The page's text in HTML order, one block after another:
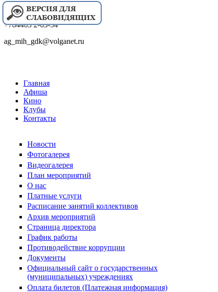
+784463 2-63-54
ag_mih_gdk@volganet.ru
Главная
Афиша
Кино
Клубы
Контакты
Новости
Фотогалерея
Видеогалерея
План мероприятий
О нас
Платные услуги
Расписание занятий коллективов
Архив мероприятий
Страница директора
График работы
Противодействие коррупции
Документы
Официальный сайт о государственных
(муниципальных) учреждениях
Оплата билетов (Платежная информация)